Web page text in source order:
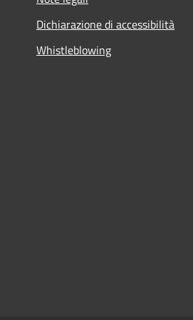
Dichiarazione di accessibilità
Whistleblowing